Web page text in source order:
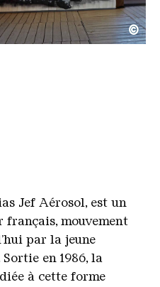
Völklinger Hütte /
©
Jef Aérosol, est un
français, mouvement
par la jeune
en 1986, la
à cette forme